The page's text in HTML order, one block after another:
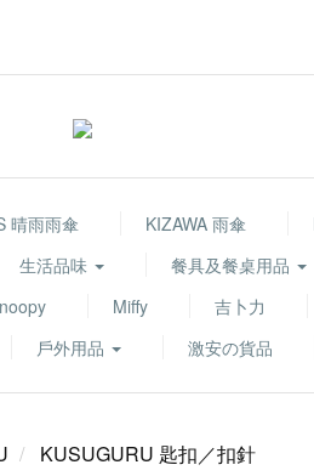
晴雨雨傘 KIZAWA 雨傘
生活品味 餐具及餐桌用品
Miffy 吉卜力
戶外用品 激安の貨品
KUSUGURU 匙扣／扣針